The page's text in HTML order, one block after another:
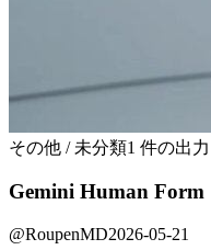
その他 / 未分類1 件の出力
Gemini Human Form
@RoupenMD2026-05-21